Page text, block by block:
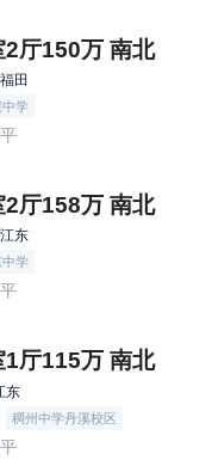
2厅150万 南北
田
中学
厅158万 南北
东
中学
1厅115万 南北
东
稠州中学丹溪校区